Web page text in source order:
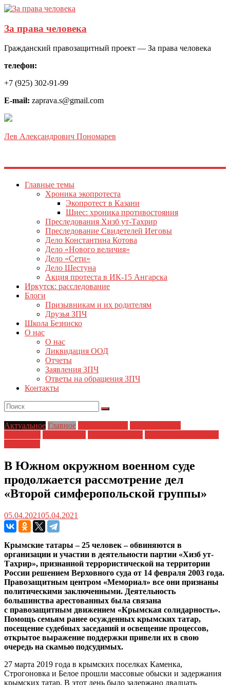
За права человека
Гражданский правозащитный проект — За права человека
телефон:
+7 (925) 302-91-99
E-mail: zaprava.s@gmail.com
Лев Александрович Пономарев
Главные темы
Хроника экопротеста
Экопротест в Казани
Шиес: хроника противостояния
Преследования Хизб ут-Тахрир
Преследование Свидетелей Иеговы
Дело Константина Котова
Дело «Нового величия»
Дело «Сети»
Дело Шестуна
Акция протеста в ИК-15 Ангарска
Иркутск: расследование
Блоги
Призывникам и их родителям
Друзья ЗПЧ
Школа Безниско
О нас
О нас
Ликвидация ООД
Отчеты
Заявления ЗПЧ
Ответы на обращения ЗПЧ
Контакты
Актуальное Главное
В Южном окружном военном суде
продолжается рассмотрение дел
«Второй симферопольской группы»
05.04.202105.04.2021
Крымские татары – 25 человек – обвиняются в
организации и участии в деятельности партии «Хизб ут-
Тахрир», признанной террористической на территории
России решением Верховного суда от 14 февраля 2003 года.
Правозащитным центром «Мемориал» все они признаны
политическими заключенными. Деятельность
большинства арестованных была связана
с правозащитным движением «Крымская солидарность».
Помощь семьям ранее осужденных крымских татар,
посещение судебных заседаний и освещение процессов,
открытое выражение поддержки привели их в свою
очередь на скамью подсудимых.
27 марта 2019 года в крымских поселках Каменка,
Строгоновка и Белое прошли массовые обыски и задержания
крымских татар. В этот день было задержано двадцать